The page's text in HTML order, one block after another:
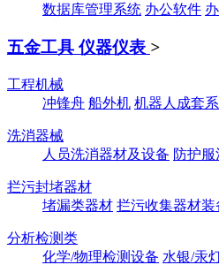
数据库管理系统 办公软件
五金工具 仪器仪表 >
工程机械
冲锋舟 船外机 机器人成套
洗消器械
人员洗消器材及设备 防护
拦污封堵器材
堵漏类器材 拦污收集器材装
分析检测类
化学/物理检测设备 水银/汞